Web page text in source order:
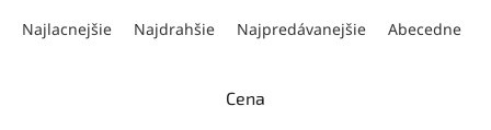
Najlacnejšie Najdrahšie Najpredávanejšie Abecedne
Cena